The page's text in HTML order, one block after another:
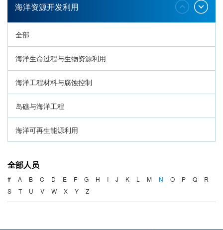
海洋资源开发利用
全部
海洋生命过程与生物资源利用
海洋工程材料与腐蚀控制
岛礁与海洋工程
海洋可再生能源利用
海洋产业与政策
海洋可持续发展
全部人员
# A B C D E F G H I J K L M N O P Q
R
S
T U V W X Y Z